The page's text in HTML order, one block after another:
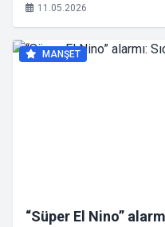
11.05.2026
MANŞET
“Süper El Nino”